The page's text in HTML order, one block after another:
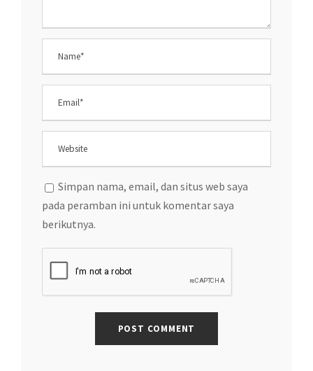
Simpan nama, email, dan situs web saya
pada peramban ini untuk komentar saya
berikutnya.